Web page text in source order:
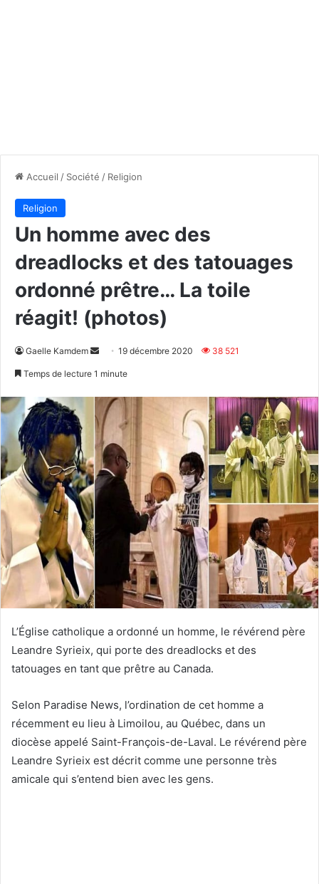
Accueil / Société / Religion
Religion
Un homme avec des
dreadlocks et des tatouages
ordonné prêtre… La toile
réagit! (photos)
Gaelle Kamdem
Envoyer19 décembre 2020 38 521
Temps de lecture 1 minute
L’Église catholique a ordonné un homme, le révérend père
Leandre Syrieix, qui porte des dreadlocks et des
tatouages en tant que prêtre au Canada.
Selon Paradise News, l’ordination de cet homme a
récemment eu lieu à Limoilou, au Québec, dans un
diocèse appelé Saint-François-de-Laval. Le révérend père
Leandre Syrieix est décrit comme une personne très
amicale qui s’entend bien avec les gens.